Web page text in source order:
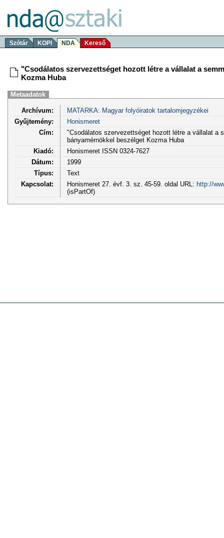
Szótár KOPI NDA Kereső
"Csodálatos szervezettséget hozott létre a vállalat a
Kozma Huba
Metaadatok
Archívum:
MATARKA: Magyar folyóiratok tartalomjegyzékei
Gyűjtemény:
Honismeret
Cím:
"Csodálatos szervezettséget hozott létre a vállalat a
bányamérnökkel beszélget Kozma Huba
Kiadó:
Honismeret ISSN 0324-7627
Dátum:
1999
Típus:
Text
Kapcsolat:
Honismeret 27. évf. 3. sz. 45-59. oldal URL: http://
(isPartOf)